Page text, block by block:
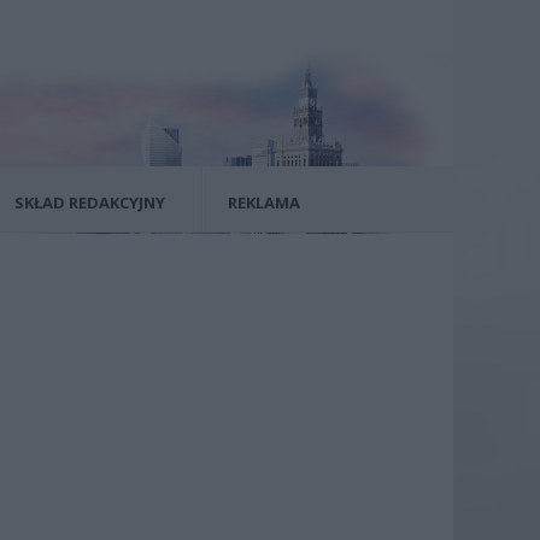
SKŁAD REDAKCYJNY REKLAMA